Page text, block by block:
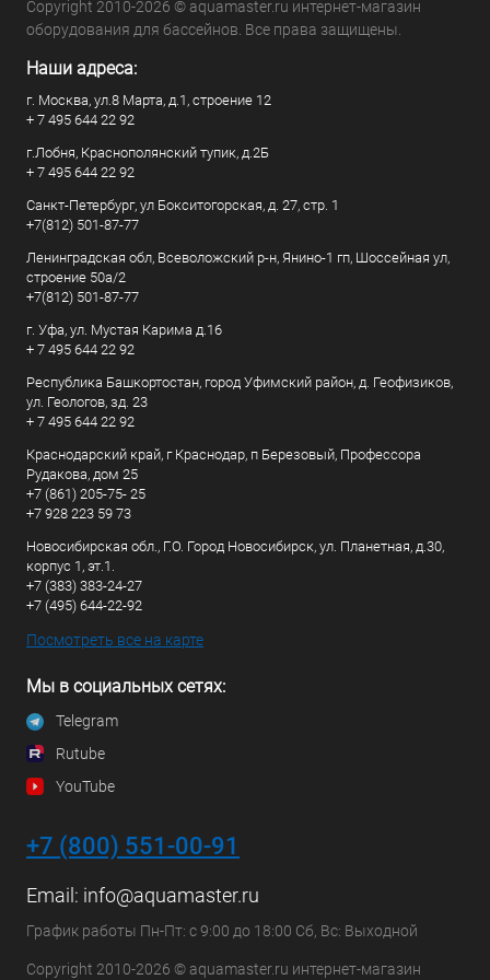
Copyright 2010-2026 © aquamaster.ru интернет-магазин
оборудования для бассейнов. Все права защищены.
Наши адреса:
г. Москва, ул.8 Марта, д.1, строение 12
+ 7 495 644 22 92
г.Лобня, Краснополянский тупик, д.2Б
+ 7 495 644 22 92
Санкт-Петербург, ул Бокситогорская, д. 27, стр. 1
+7(812) 501-87-77
Ленинградская обл, Всеволожский р-н, Янино-1 гп, Шоссейная ул,
строение 50а/2
+7(812) 501-87-77
г. Уфа, ул. Мустая Карима д.16
+ 7 495 644 22 92
Республика Башкортостан, город Уфимский район, д. Геофизиков,
ул. Геологов, зд. 23
+ 7 495 644 22 92
Краснодарский край, г Краснодар, п Березовый, Профессора
Рудакова, дом 25
+7 (861) 205-75- 25
+7 928 223 59 73
Новосибирская обл., Г.О. Город Новосибирск, ул. Планетная, д.30,
корпус 1, эт.1.
+7 (383) 383-24-27
+7 (495) 644-22-92
Посмотреть все на карте
Мы в социальных сетях:
Telegram
Rutube
YouTube
+7 (800) 551-00-91
Email: info@aquamaster.ru
График работы Пн-Пт: с 9:00 до 18:00 Сб, Вс: Выходной
Copyright 2010-2026 © aquamaster.ru интернет-магазин